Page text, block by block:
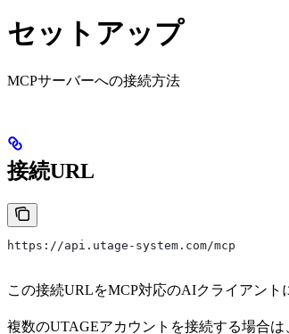
セットアップ
MCPサーバーへの接続方法
接続URL
https://api.utage-system.com/mcp
この接続URLをMCP対応のAIクライアント
複数のUTAGEアカウントを接続する場合